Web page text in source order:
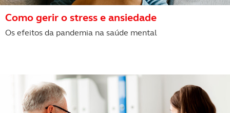
Como gerir o stress e ansiedade
Os efeitos da pandemia na saúde mental